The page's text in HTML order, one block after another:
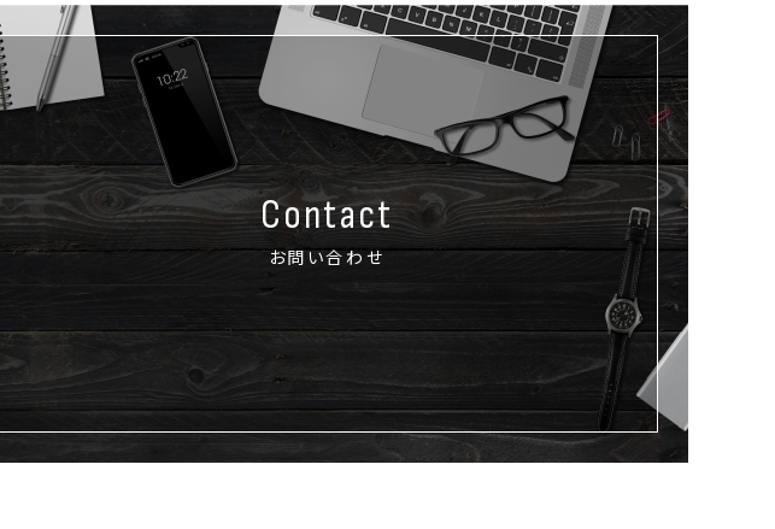
Contact
お問い合わせ